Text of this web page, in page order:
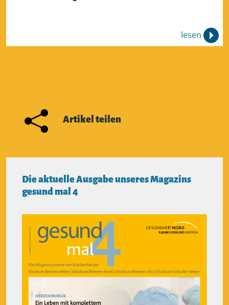
lesen
Artikel teilen
Die aktuelle Ausgabe unseres Magazins
gesund mal 4